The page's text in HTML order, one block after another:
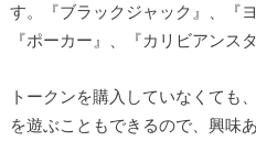
す。『ブラックジャック』、『
『ポーカー』、『カリビアンス
トークンを購入していなくても
を遊ぶこともできるので、興味